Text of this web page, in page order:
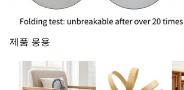
제품 응용